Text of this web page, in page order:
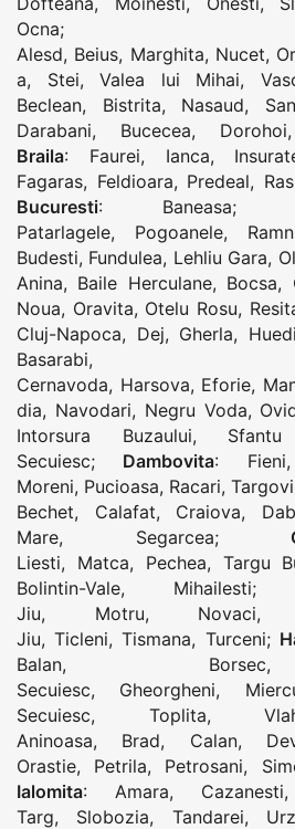
Ocna
Alesd, Beius, Marghita, Nucet,
a, Stei, Valea lui Mihai,
Beclean, Bistrita, Nasaud,
Darabani, Bucecea, Dorohoi
Braila: Faurei, Ianca,
Fagaras, Feldioara, Predeal,
Bucuresti: Baneasa;
Patarlagele, Pogoanele,
Budesti, Fundulea, Lehliu Gara,
Anina, Baile Herculane, Bocsa,
Noua, Oravita, Otelu Rosu,
Cluj-Napoca, Dej, Gherla,
Basarabi,
Cernavoda, Harsova, Eforie,
dia, Navodari, Negru Voda,
Intorsura Buzaului,
Secuiesc; Dambovita: Fieni
Moreni, Pucioasa, Racari,
Bechet, Calafat, Craiova,
Mare, Segarcea;
Liesti, Matca, Pechea, Targu
Bolintin-Vale, Mihailesti;
Jiu, Motru, Novaci
Jiu,Ticleni,Tismana, Turceni;
Balan, Borsec
Secuiesc, Gheorgheni,
Secuiesc, Toplita,
Aninoasa, Brad, Calan,
Orastie, Petrila, Petrosani,
Ialomita: Amara, Cazanesti
Targ, Slobozia, Tandarei,